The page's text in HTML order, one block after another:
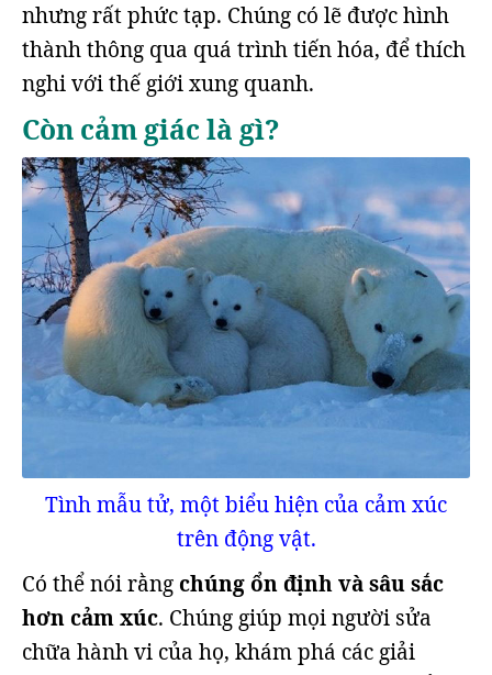
nhưng rất phức tạp. Chúng có lẽ được hình
thành thông qua quá trình tiến hóa, để thích
nghi với thế giới xung quanh.
Còn cảm giác là gì?
Tình mẫu tử, một biểu hiện của cảm xúc
trên động vật.
Có thể nói rằng chúng ổn định và sâu sắc
hơn cảm xúc. Chúng giúp mọi người sửa
chữa hành vi của họ, khám phá các giải